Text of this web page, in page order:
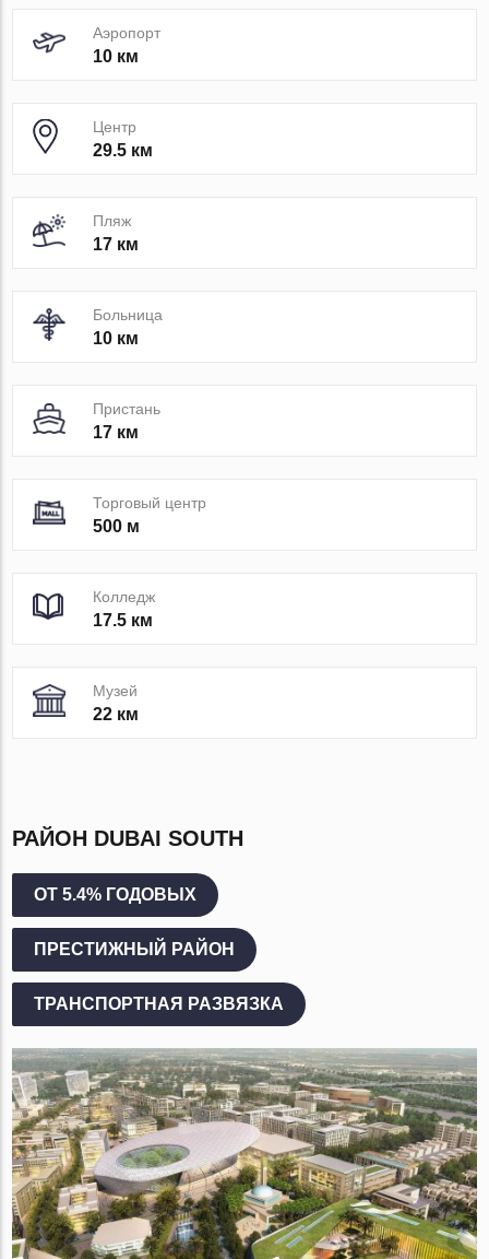
Аэропорт
10 км
Центр
29.5 км
Пляж
17 км
Больница
10 км
Пристань
17 км
Торговый центр
500 м
Колледж
17.5 км
Музей
22 км
РАЙОН DUBAI SOUTH
ОТ 5.4% ГОДОВЫХ
ПРЕСТИЖНЫЙ РАЙОН
ТРАНСПОРТНАЯ РАЗВЯЗКА